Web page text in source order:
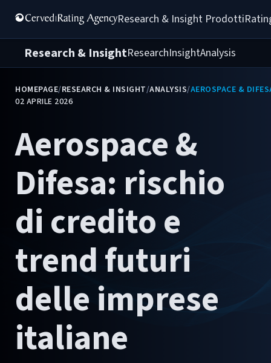
Research & Insight Prodotti
Research & InsightResearchInsightAnalysis
HOMEPAGE/RESEARCH & INSIGHT/ANALYSIS/AEROSPACE &
02 APRILE 2026
Aerospace &
Difesa: rischio
di credito e
trend futuri
delle imprese
italiane